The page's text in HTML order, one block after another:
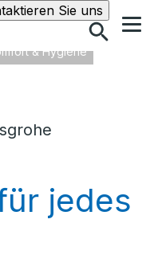
Sie unsSuche
& Hygiene
jedes